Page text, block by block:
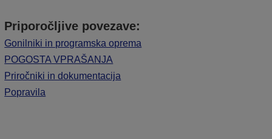
Priporočljive povezave:
Gonilniki in programska oprema
POGOSTA VPRAŠANJA
Priročniki in dokumentacija
Popravila